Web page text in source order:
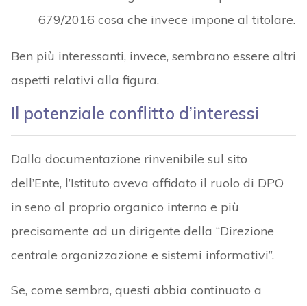
679/2016 cosa che invece impone al titolare.
Ben più interessanti, invece, sembrano essere altri
aspetti relativi alla figura.
Il potenziale conflitto d’interessi
Dalla documentazione rinvenibile sul sito
dell’Ente, l’Istituto aveva affidato il ruolo di DPO
in seno al proprio organico interno e più
precisamente ad un dirigente della “Direzione
centrale organizzazione e sistemi informativi”.
Se, come sembra, questi abbia continuato a